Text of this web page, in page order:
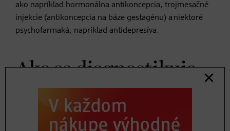
ako napríklad hormonálna antikoncepcia, trojmesačné
injekcie (antikoncepcia na báze gestagénu) a niektoré
psychofarmaká, napríklad antidepresíva.
Ako sa diagnostikuje
lipedém?
V prípade, že pribúdajú na tele miesta postihnuté